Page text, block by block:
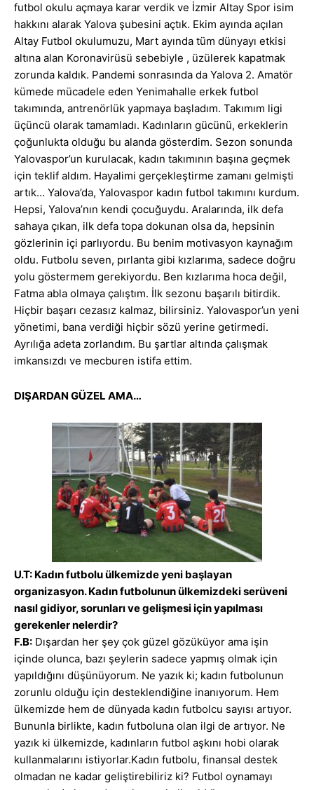
futbol okulu açmaya karar verdik ve İzmir Altay Spor isim
hakkını alarak Yalova şubesini açtık. Ekim ayında açılan
Altay Futbol okulumuzu, Mart ayında tüm dünyayı etkisi
altına alan Koronavirüsü sebebiyle , üzülerek kapatmak
zorunda kaldık. Pandemi sonrasında da Yalova 2. Amatör
kümede mücadele eden Yenimahalle erkek futbol
takımında, antrenörlük yapmaya başladım. Takımım ligi
üçüncü olarak tamamladı. Kadınların gücünü, erkeklerin
çoğunlukta olduğu bu alanda gösterdim. Sezon sonunda
Yalovaspor’un kurulacak, kadın takımının başına geçmek
için teklif aldım. Hayalimi gerçekleştirme zamanı gelmişti
artık… Yalova’da, Yalovaspor kadın futbol takımını kurdum.
Hepsi, Yalova’nın kendi çocuğuydu. Aralarında, ilk defa
sahaya çıkan, ilk defa topa dokunan olsa da, hepsinin
gözlerinin içi parlıyordu. Bu benim motivasyon kaynağım
oldu. Futbolu seven, pırlanta gibi kızlarıma, sadece doğru
yolu göstermem gerekiyordu. Ben kızlarıma hoca değil,
Fatma abla olmaya çalıştım. İlk sezonu başarılı bitirdik.
Hiçbir başarı cezasız kalmaz, bilirsiniz. Yalovaspor’un yeni
yönetimi, bana verdiği hiçbir sözü yerine getirmedi.
Ayrılığa adeta zorlandım. Bu şartlar altında çalışmak
imkansızdı ve mecburen istifa ettim.
DIŞARDAN GÜZEL AMA…
U.T: Kadın futbolu ülkemizde yeni başlayan
organizasyon. Kadın futbolunun ülkemizdeki serüveni
nasıl gidiyor, sorunları ve gelişmesi için yapılması
gerekenler nelerdir?
F.B: Dışardan her şey çok güzel gözüküyor ama işin
içinde olunca, bazı şeylerin sadece yapmış olmak için
yapıldığını düşünüyorum. Ne yazık ki; kadın futbolunun
zorunlu olduğu için desteklendiğine inanıyorum. Hem
ülkemizde hem de dünyada kadın futbolcu sayısı artıyor.
Bununla birlikte, kadın futboluna olan ilgi de artıyor. Ne
yazık ki ülkemizde, kadınların futbol aşkını hobi olarak
kullanmalarını istiyorlar.Kadın futbolu, finansal destek
olmadan ne kadar geliştirebiliriz ki? Futbol oynamayı